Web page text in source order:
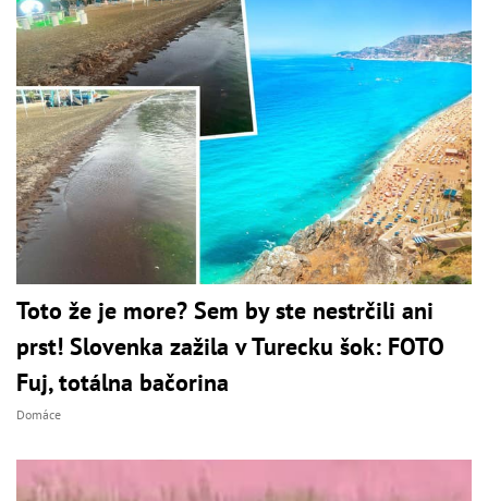
Toto že je more? Sem by ste nestrčili ani
prst! Slovenka zažila v Turecku šok: FOTO
Fuj, totálna bačorina
Domáce